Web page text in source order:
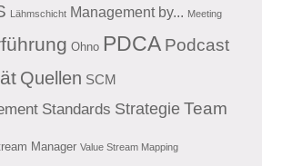
Lähmschicht Management by... Meeting
Ohno PDCA Podcast
Quellen SCM
Standards Strategie Team
Manager Value Stream Mapping